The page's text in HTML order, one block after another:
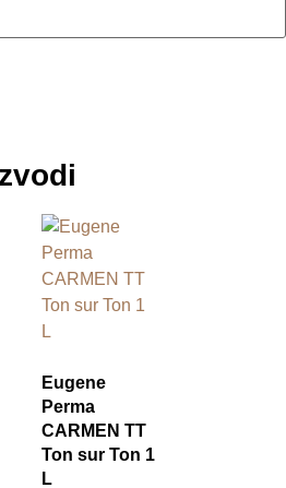
Eugene
Perma
CARMEN TT
Ton sur Ton 1
L